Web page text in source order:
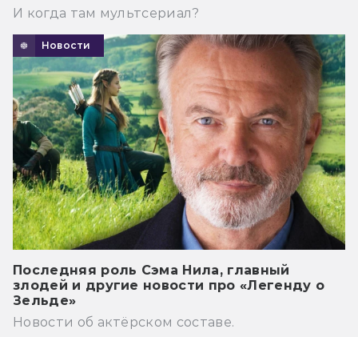
И когда там мультсериал?
Новости
Последняя роль Сэма Нила, главный
злодей и другие новости про «Легенду о
Зельде»
Новости об актёрском составе.